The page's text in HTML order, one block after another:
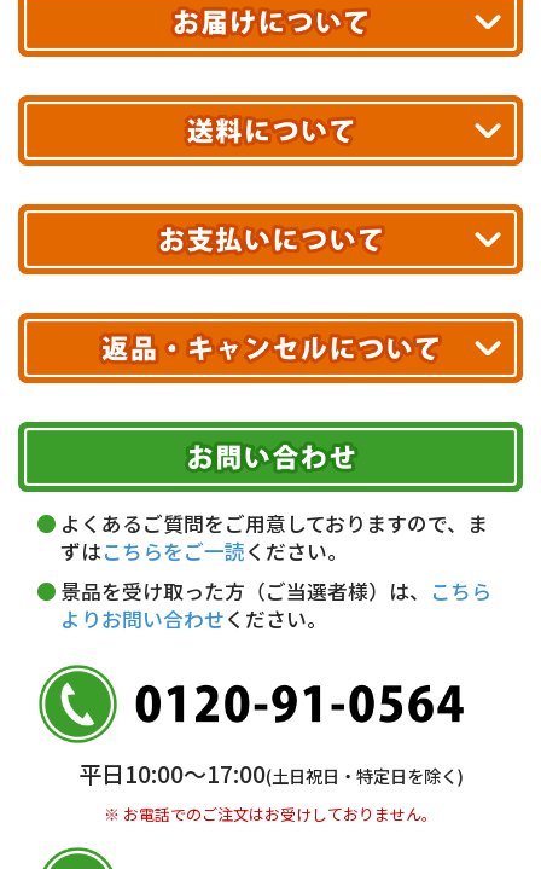
最短翌日お届け!
あす着エリアが対象です。
エリアやお届け日の確認はこちら▶
※ 配送業者による配送遅延が生じる可能性がございます。
※ 沖縄・離島はお届けできません。
送料無料!
10,000円未満 全国一律1,100円(税込)
配送業者
ヤマト運輸
お届け可能時間帯
午前中 14～16時
16～18時
18～20時
19～21時 指定なし
クレジットカード
代金引換(現金のみ)
5,000円未満…330円(税込)
銀行振込(前払い)
普通 7263489
＜口座名＞ カ）ディースタイル
※ 振込み手数料お客様ご負担。
期限を含むルール（条件）や、お客様にご負担い
ただく費用がございます。
詳しくはこちら▶
よくあるご質問をご用意しておりますので、ま
ずはこちらをご一読ください。
景品を受け取った方（ご当選者様）は、 こちら
よりお問い合わせください。
平日10:00〜17:00(土日祝日・特定日を除く)
※ お電話でのご注文はお受けしておりません。